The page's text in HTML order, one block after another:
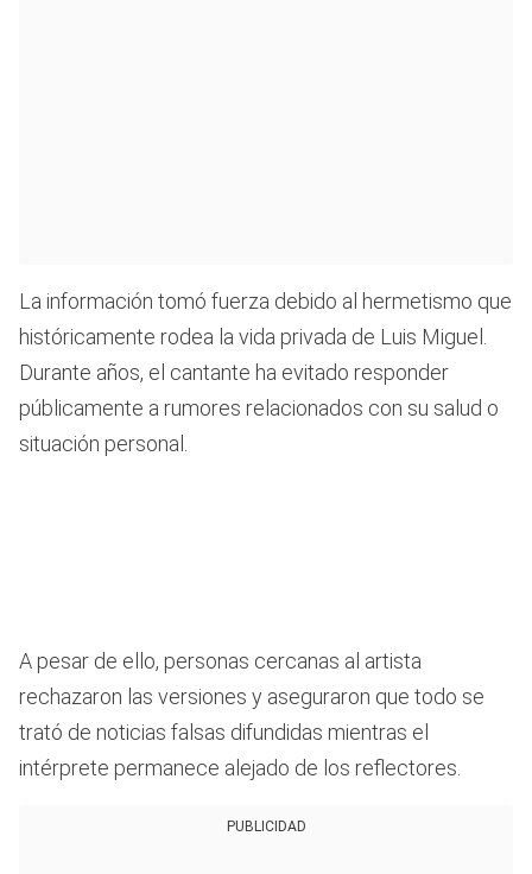
La información tomó fuerza debido al hermetismo que
históricamente rodea la vida privada de Luis Miguel.
Durante años, el cantante ha evitado responder
públicamente a rumores relacionados con su salud o
situación personal.
A pesar de ello, personas cercanas al artista
rechazaron las versiones y aseguraron que todo se
trató de noticias falsas difundidas mientras el
intérprete permanece alejado de los reflectores.
PUBLICIDAD